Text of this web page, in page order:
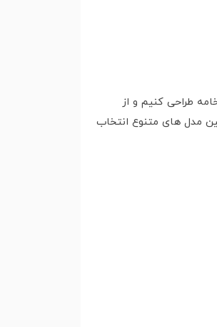
طراحی کنیم و از
مدل های متنوع انتخاب